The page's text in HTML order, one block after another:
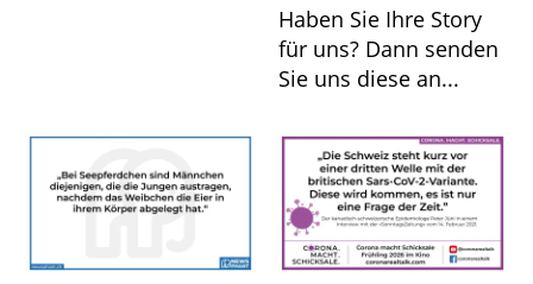
Haben Sie Ihre Story
für uns? Dann senden
Sie uns diese an...